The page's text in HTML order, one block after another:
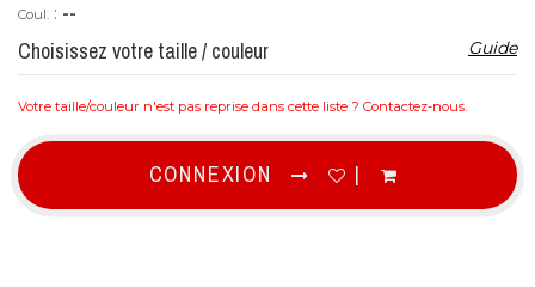
Coul. : --
Choisissez votre taille / couleur Guide
Votre taille/couleur n'est pas reprise dans cette liste ? Contactez-nous.
CONNEXION |